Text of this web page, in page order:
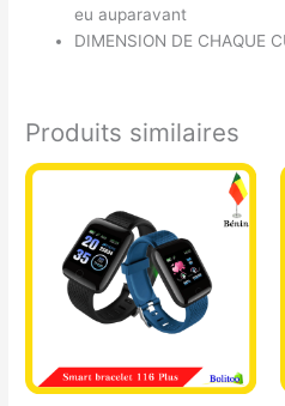
eu auparavant
DIMENSION DE CHAQUE
Produits similaires